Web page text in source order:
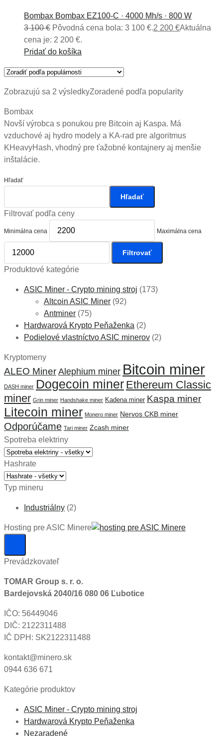
Bombax Bombax EZ100-C · 4000 Mh/s · 800 W
3 100€ Pôvodná cena bola: 3 100 €.2 200 €Aktuálna
cena je: 2 200 €.
Pridať do košíka
Zobrazujú sa 2 výsledkyZoradené podľa popularity
Bombax
Novší výrobca s ponukou pre Bitcoin aj Kaspa. Má
vzduchové aj hydro modely a KA-rad pre algoritmus
KHeavyHash, vhodný pre ťažobné kontajnery aj menšie
inštalácie.
Hľadať
Hľadať
Filtrovať podľa ceny
Minimálna cena Maximálna cena
Filtrovať
Produktové kategórie
ASIC Miner - Crypto mining stroj (173)
Altcoin ASIC Miner (92)
Antminer (75)
Hardwarová Krypto Peňaženka (2)
Podielové vlastníctvo ASIC minerov (2)
Kryptomeny
ALEO Miner Alephium miner Bitcoin miner
DASH miner Dogecoin miner Ethereum Classic
miner Grin miner Handshake miner Kadena miner Kaspa miner
Litecoin miner Monero miner Nervos CKB miner
Odporúčame Tari miner Zcash miner
Spotreba elektriny
Hashrate
Typ mineru
Industriálny (2)
Hosting pre ASIC Minere
Prevádzkovateľ
TOMAR Group s. r. o.
Bardejovská 2040/16 080 06 Ľubotice
IČO: 56449046
DIČ: 2122311488
IČ DPH: SK2122311488
kontakt@minero.sk
0944 636 671
Kategórie produktov
ASIC Miner - Crypto mining stroj
Hardwarová Krypto Peňaženka
Nezaradené